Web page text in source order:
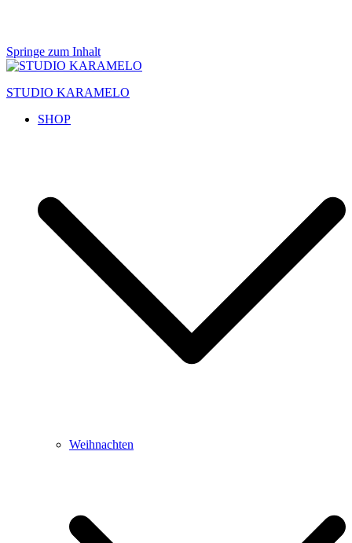
Springe zum Inhalt
STUDIO KARAMELO
SHOP
Weihnachten